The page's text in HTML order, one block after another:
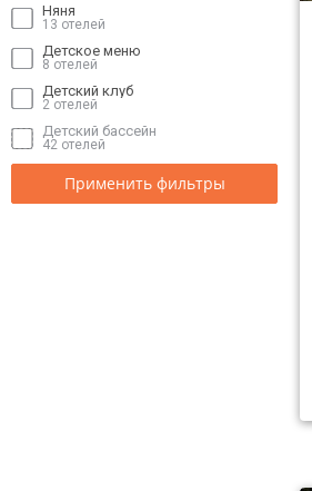
Няня
13 отелей
Детское меню
8 отелей
Детский клуб
2 отелей
Детский бассейн
42 отелей
Применить фильтры